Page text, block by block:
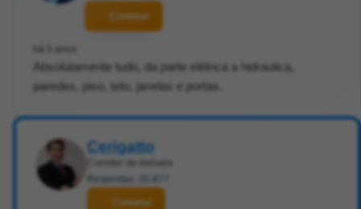
Contatar
há 5 anos
Absolutamente tudo, da parte elétrica a hidraulica,
paredes, piso, teto, janelas e portas.
Cerigatto
Corretor de imóveis
Respostas: 20.877
Contatar